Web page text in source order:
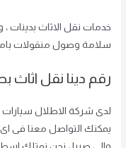
خدمات نقل الاثاث بدينات
سلامة وصول منقولات
رقم دينا نقل اثاث
لدى شركة الاطلال سيارات
يمكنك التواصل معنا فى